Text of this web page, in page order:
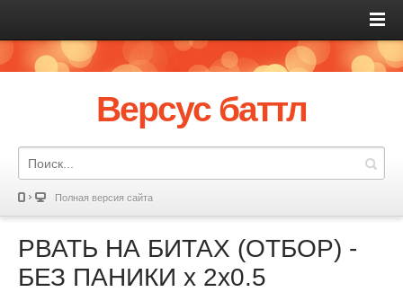
Версус баттл
Полная версия сайта
РВАТЬ НА БИТАХ (ОТБОР) -
БЕЗ ПАНИКИ x 2x0.5